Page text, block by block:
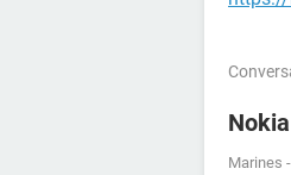
Marines -